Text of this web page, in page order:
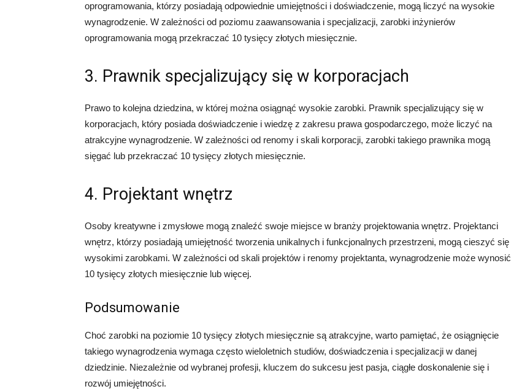
oprogramowania, którzy posiadają odpowiednie umiejętności i doświadczenie, mogą liczyć na wysokie
wynagrodzenie. W zależności od poziomu zaawansowania i specjalizacji, zarobki inżynierów
oprogramowania mogą przekraczać 10 tysięcy złotych miesięcznie.
3. Prawnik specjalizujący się w korporacjach
Prawo to kolejna dziedzina, w której można osiągnąć wysokie zarobki. Prawnik specjalizujący się w
korporacjach, który posiada doświadczenie i wiedzę z zakresu prawa gospodarczego, może liczyć na
atrakcyjne wynagrodzenie. W zależności od renomy i skali korporacji, zarobki takiego prawnika mogą
sięgać lub przekraczać 10 tysięcy złotych miesięcznie.
4. Projektant wnętrz
Osoby kreatywne i zmysłowe mogą znaleźć swoje miejsce w branży projektowania wnętrz. Projektanci
wnętrz, którzy posiadają umiejętność tworzenia unikalnych i funkcjonalnych przestrzeni, mogą cieszyć się
wysokimi zarobkami. W zależności od skali projektów i renomy projektanta, wynagrodzenie może wynosić
10 tysięcy złotych miesięcznie lub więcej.
Podsumowanie
Choć zarobki na poziomie 10 tysięcy złotych miesięcznie są atrakcyjne, warto pamiętać, że osiągnięcie
takiego wynagrodzenia wymaga często wieloletnich studiów, doświadczenia i specjalizacji w danej
dziedzinie. Niezależnie od wybranej profesji, kluczem do sukcesu jest pasja, ciągłe doskonalenie się i
rozwój umiejętności.